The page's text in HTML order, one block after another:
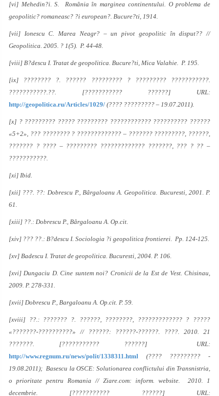
[vi] Mehedin?i. S. România în marginea continentului. O problema de
geopolitic? romaneasc? ?i european?. Bucure?ti, 1914.
[vii] Ionescu C. Marea Neagr? – un pivot geopolitic în disput?? //
Geopolitica. 2005. ? 1(5). P. 44-48.
[viii] B?descu I. Tratat de geopolitica. Bucure?ti, Mica Valahie. P. 195.
[ix] ???????? ?. ?????? ????????? ? ????????? ???????????.
???????????.??. [??????????? ??????] URL:
http://geopolitica.ru/Articles/1029/ (???? ????????? – 19.07.2011).
[x] ? ????????? ????? ????????? ???????????? ?????????? ??????
«5+2», ??? ???????? ? ????????????? – ??????? ?????????, ??????,
??????? ? ???? – ????????? ????????????? ???????, ??? ? ?? –
???????????.
[xi] Ibid.
[xii] ???. ??: Dobrescu P., Bârgaloanu A. Geopolitica. Bucuresti, 2001. P.
61.
[xiii] ??.: Dobrescu P., Bârgaloanu A. Op.cit.
[xiv] ??? ??.: B?descu I. Sociologia ?i geopolitica frontierei. Pp. 124-125.
[xv] Badescu I. Tratat de geopolitica. Bucuresti, 2004. P. 106.
[xvi] Dungaciu D. Cine suntem noi? Cronicii de la Est de Vest. Chisinau,
2009. P. 278-331.
[xvii] Dobrescu P., Bargaloanu A. Op.cit. P. 59.
[xviii] ??.: ??????? ?. ??????, ????????, ????????????? ? ?????
«???????-??????????» // ??????: ??????-??????. ????. 2010. 21
???????. [??????????? ??????] URL:
http://www.regnum.ru/news/polit/1338311.html (???? ????????? -
19.08.2011); Basescu la OSCE: Solutionarea conflictului din Transnistria,
o prioritate pentru Romania // Ziare.com: inform. website. 2010. 1
decembrie. [??????????? ??????] URL: